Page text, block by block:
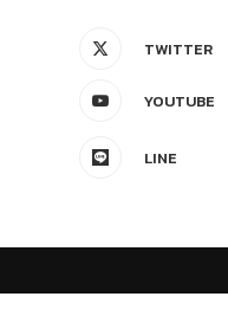
TWITTER
YOUTUBE
LINE